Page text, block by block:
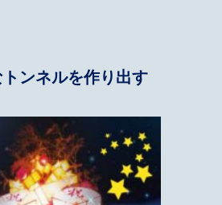
ンネルを作り出す